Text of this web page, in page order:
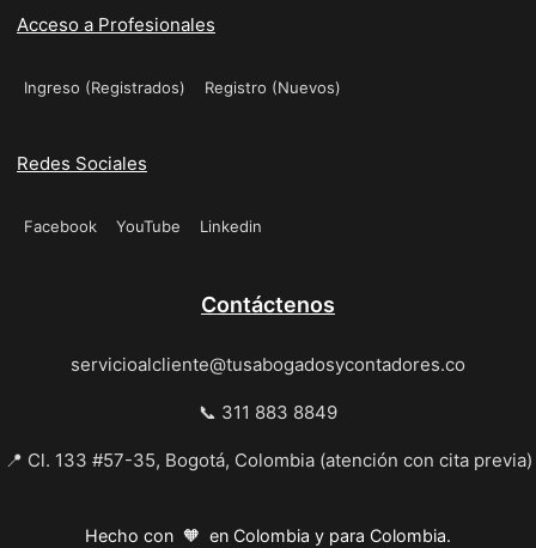
Acceso a Profesionales
Ingreso (Registrados) Registro (Nuevos)
Redes Sociales
Facebook YouTube Linkedin
Contáctenos
servicioalcliente@tusabogadosycontadores.co
📞 311 883 8849
📍 Cl. 133 #57-35, Bogotá, Colombia (atención con cita previa)
Hecho con 🧡 en Colombia y para Colombia.